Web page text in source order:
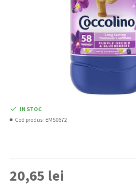
20,65 lei
IN STOC
Cod produs: EMS0672